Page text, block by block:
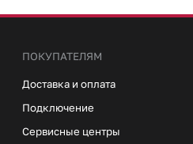
ПОКУПАТЕЛЯМ
Доставка и оплата
Подключение
Сервисные центры